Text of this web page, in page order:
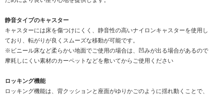
静音タイプのキャスター
キャスターには床を傷つけにくく、静音性の高いナイロンキャスターを使用し
ており、転がりが良くスムーズな移動が可能です。
※ビニール床など柔らかい地面でご使用の場合は、凹みが出る場合があるので
摩耗しにくい素材のカーペットなどを敷いてからご使用ください
ロッキング機能
ロッキング機能は、背クッションと座面がゆりかごのように揺れ動くことで、